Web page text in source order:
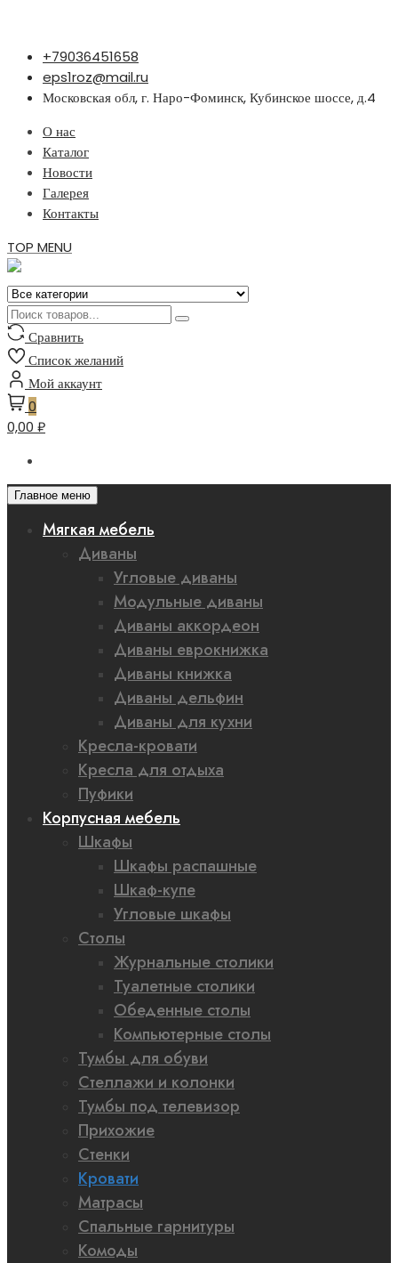
Перейти
содержимому
+79036451658
eps1roz@mail.ru
Московская обл, г. Наро-Фоминск, Кубинское шоссе, д.4
О нас
Каталог
Новости
Галерея
Контакты
TOP MENU
Сравнить
Список желаний
Мой аккаунт
0
0,00 ₽
Главное меню
Мягкая мебель
Диваны
Угловые диваны
Модульные диваны
Диваны аккордеон
Диваны еврокнижка
Диваны книжка
Диваны дельфин
Диваны для кухни
Кресла-кровати
Кресла для отдыха
Пуфики
Корпусная мебель
Шкафы
Шкафы распашные
Шкаф-купе
Угловые шкафы
Столы
Журнальные столики
Туалетные столики
Обеденные столы
Компьютерные столы
Тумбы для обуви
Стеллажи и колонки
Тумбы под телевизор
Прихожие
Стенки
Кровати
Матрасы
Спальные гарнитуры
Комоды